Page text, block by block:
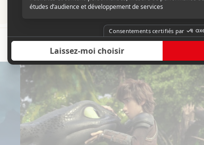
Lire la critique complète